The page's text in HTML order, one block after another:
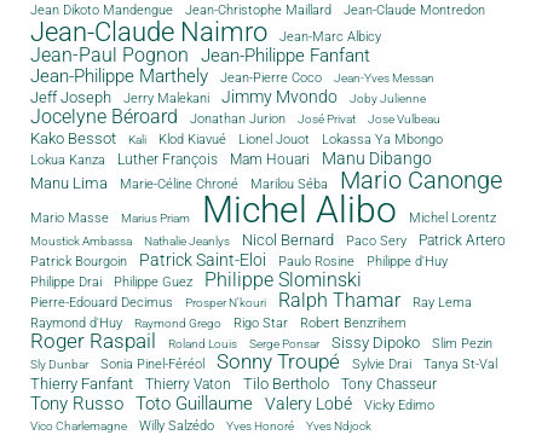
Jean Dikoto Mandengue Jean-Christophe Maillard Jean-Claude Montredon
Jean-Claude Naimro Jean-Marc Albicy
Jean-Paul Pognon
Jean-Philippe Fanfant
Jean-Philippe Marthely
Jean-Pierre Coco Jean-Yves Messan
Jeff Joseph Jerry Malekani Jimmy Mvondo Joby Julienne
Jocelyne Béroard Jonathan Jurion José Privat Jose Vulbeau
Kako Bessot Kali Klod Kiavué Lionel Jouot
Lokassa Ya Mbongo
Lokua Kanza
Luther François Mam Houari Manu Dibango
Manu Lima Marie-Céline Chroné Marilou Séba Mario Canonge
Mario Masse Marius Priam Michel Alibo Michel Lorentz
Moustick Ambassa Nathalie Jeanlys Nicol Bernard Paco Sery
Patrick Artero
Patrick Bourgoin
Patrick Saint-Eloi Paulo Rosine
Philippe d'Huy
Philippe Drai
Philippe Guez Philippe Slominski
Pierre-Edouard Decimus Prosper N'kouri Ralph Thamar
Ray Lema
Raymond d'Huy
Raymond Grego Rigo Star Robert Benzrihem
Roger Raspail Roland Louis Serge Ponsar Sissy Dipoko Slim Pezin
Sly Dunbar Sonia Pinel-Féréol Sonny Troupé Sylvie Drai Tanya St-Val
Thierry Fanfant Thierry Vaton Tilo Bertholo Tony Chasseur
Tony Russo Toto Guillaume Valery Lobé Vicky Edimo
Vico Charlemagne Willy Salzédo Yves Honoré Yves Ndjock